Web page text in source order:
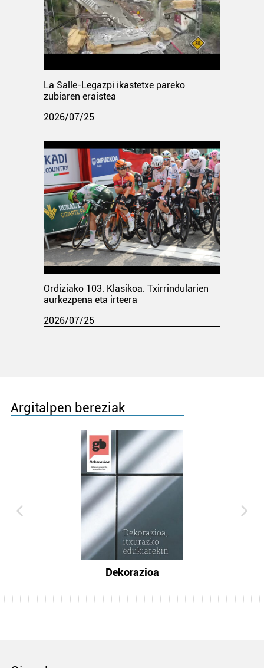
La Salle-Legazpi ikastetxe pareko
zubiaren eraistea
2026/07/25
Ordiziako 103. Klasikoa. Txirrindularien
aurkezpena eta irteera
2026/07/25
Argitalpen bereziak
Dekorazioa